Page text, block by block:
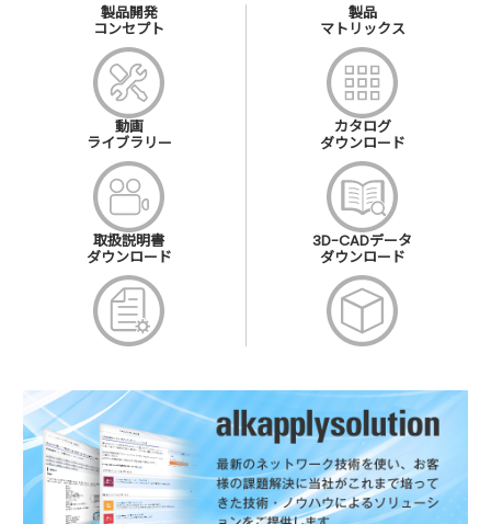
製品開発
コンセプト
製品
マトリックス
動画
ライブラリー
カタログ
ダウンロード
取扱説明書
ダウンロード
3D-CADデータ
ダウンロード